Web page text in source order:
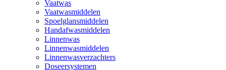
Vaatwas
Vaatwasmiddelen
Spoelglansmiddelen
Handafwasmiddelen
Linnenwas
Linnenwasmiddelen
Linnenwasverzachters
Doseersystemen